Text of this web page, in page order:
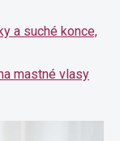
a suché konce,
mastné vlasy